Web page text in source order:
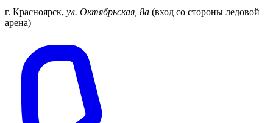
г. Красноярск, ул. Октябрьская, 8а (вход со стороны ледовой
арена)